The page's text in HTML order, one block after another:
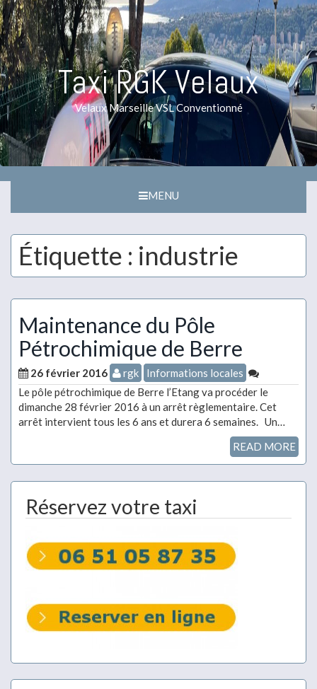
Taxi RGK Velaux
Velaux Marseille VSL Conventionné
MENU
Étiquette : industrie
Maintenance du Pôle
Pétrochimique de Berre
26 février 2016 rgk
Informations locales
Le pôle pétrochimique de Berre l’Etang va procéder le
dimanche 28 février 2016 à un arrêt règlementaire. Cet
arrêt intervient tous les 6 ans et durera 6 semaines. Un…
READ MORE
Réservez votre taxi